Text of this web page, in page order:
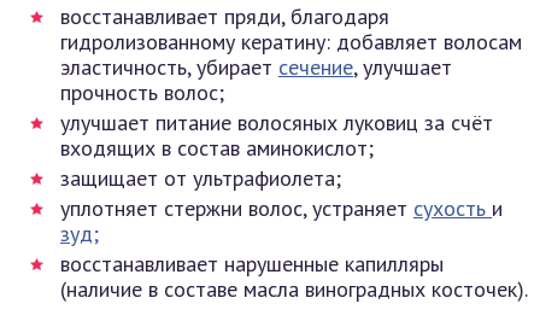
восстанавливает пряди, благодаря
гидролизованному кератину: добавляет волосам
эластичность, убирает сечение, улучшает
прочность волос;
улучшает питание волосяных луковиц за счёт
входящих в состав аминокислот;
защищает от ультрафиолета;
уплотняет стержни волос, устраняет сухость и
зуд;
восстанавливает нарушенные капилляры
(наличие в составе масла виноградных косточек).